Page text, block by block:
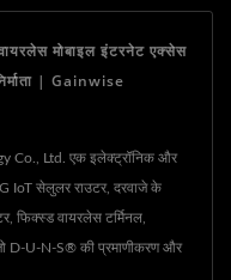
मोबाइल इंटरनेट एक्सेस
| Gainwise
Co., Ltd. एक इलेक्ट्रॉनिक और
IoT सेलुलर राउटर, दरवाजे के
फिक्स्ड वायरलेस टर्मिनल,
D-U-N-S® की प्रमाणीकरण और